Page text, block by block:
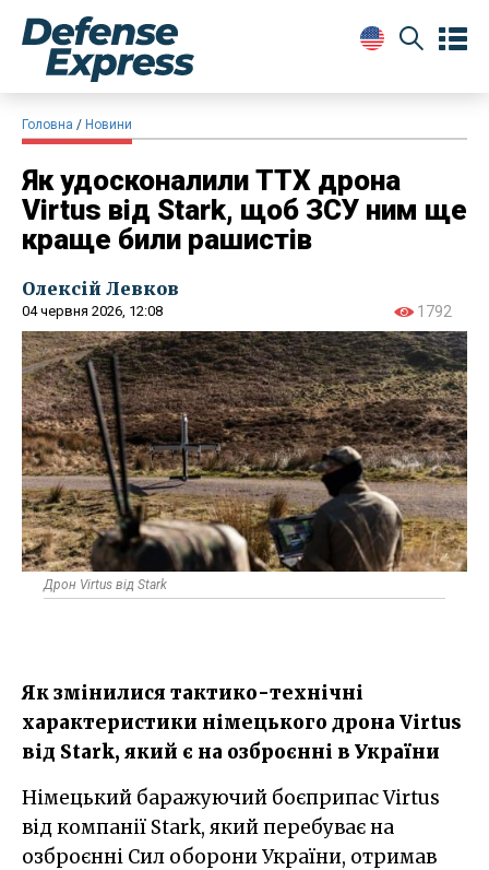
Головна Новини
Як удосконалили ТТХ дрона
Virtus від Stark, щоб ЗСУ ним ще
краще били рашистів
Олексій Левков
04 червня 2026, 12:08 1792
Дрон Virtus від Stark
Як змінилися тактико-технічні
характеристики німецького дрона Virtus
від Stark, який є на озброєнні в України
Німецький баражуючий боєприпас Virtus
від компанії Stark, який перебуває на
озброєнні Сил оборони України, отримав